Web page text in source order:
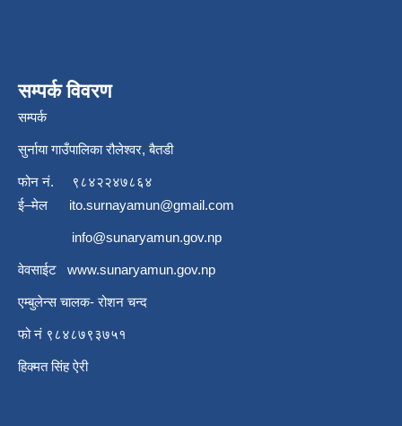
सम्पर्क विवरण
सम्पर्क
सुर्नाया गाउँपालिका रौलेश्वर, बैतडी
फोन नं.
९८४२२४७८६४
ई–मेल ito.surnayamun@gmail.com
info@sunaryamun.gov.np
वेवसाईट www.sunaryamun.gov.np
एम्बुलेन्स चालक- रोशन चन्द
फो नं ९८४८७९३७५१
हिक्मत सिंह ऐरी